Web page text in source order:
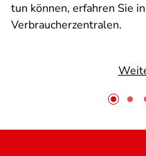
tun können, erfahren Sie
Verbraucherzentralen.